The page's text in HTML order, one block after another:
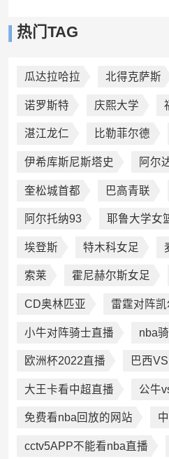
热门TAG
瓜达拉哈拉 北得克萨斯
诺罗斯特 庆熙大学
湛江龙仁 比勒菲尔德
伊希库斯尼斯塔史 阿尔
奎松城首都 巴高青联
阿尔托纳93 耶鲁大学女
埃登斯 特木科女足
索莱 霍尼赫尔斯女足
CD奥林匹亚 雷霆对阵
小牛对阵骑士直播 nba
欧洲杯2022直播 巴西
大王卡看中超直播 公牛
免费看nba回放的网站
cctv5APP不能看nba直播